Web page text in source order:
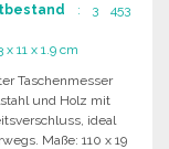
: 3 453
x 11 x 1.9 cm
Taschenmesser
und Holz mit
ideal
Maße: 110 x 19